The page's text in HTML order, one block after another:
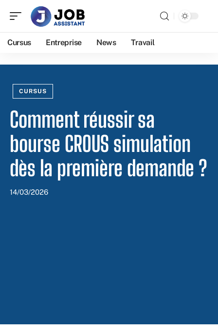
Cursus Entreprise News Travail
CURSUS
Comment réussir sa
bourse CROUS simulation
dès la première demande ?
14/03/2026